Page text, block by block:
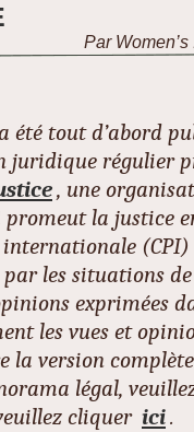
Par
été tout d’abord
juridique régulier
, une
promeut la justice
internationale
par les situations
exprimées
les vues et
la version
légal,
cliquer ici.